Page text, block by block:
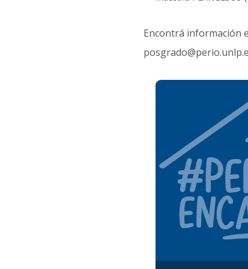
Encontrá información